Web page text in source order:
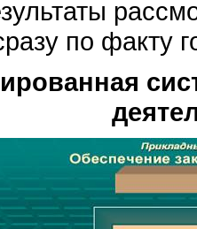
по факту